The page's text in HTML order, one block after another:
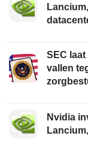
SEC
vallen
Nvidia